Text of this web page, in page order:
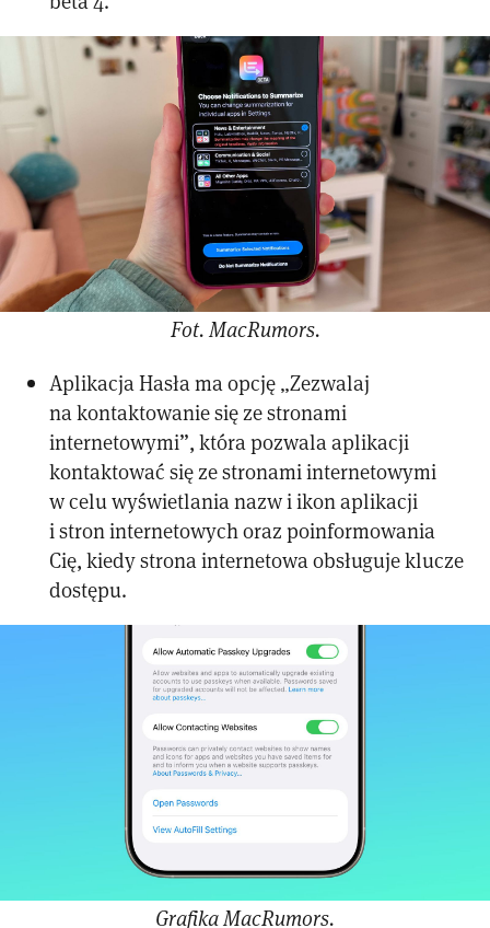
Fot. MacRumors.
Aplikacja Hasła ma opcję „Zezwalaj
na kontaktowanie się ze stronami
internetowymi”, która pozwala aplikacji
kontaktować się ze stronami internetowymi
w celu wyświetlania nazw i ikon aplikacji
i stron internetowych oraz poinformowania
Cię, kiedy strona internetowa obsługuje klucze
dostępu.
Grafika MacRumors.